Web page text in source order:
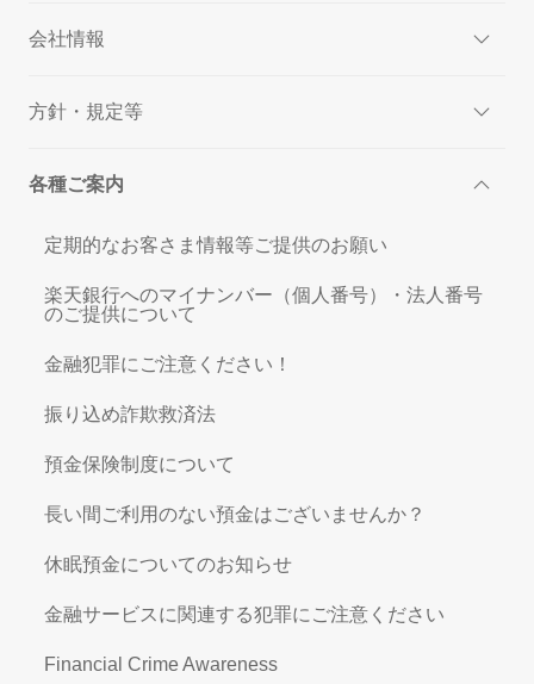
会社情報
方針・規定等
各種ご案内
定期的なお客さま情報等ご提供のお願い
楽天銀行へのマイナンバー（個人番号）・法人番号
のご提供について
金融犯罪にご注意ください！
振り込め詐欺救済法
預金保険制度について
長い間ご利用のない預金はございませんか？
休眠預金についてのお知らせ
金融サービスに関連する犯罪にご注意ください
Financial Crime Awareness